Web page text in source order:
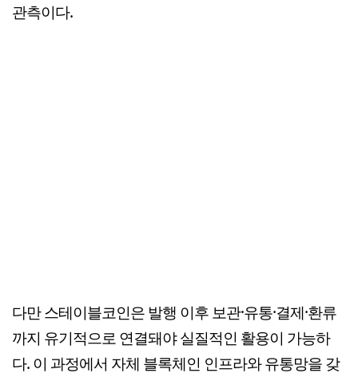
관측이다.
다만 스테이블코인은 발행 이후 보관·유통·결제·환류
까지 유기적으로 연결돼야 실질적인 활용이 가능하
다. 이 과정에서 자체 블록체인 인프라와 유통망을 갖